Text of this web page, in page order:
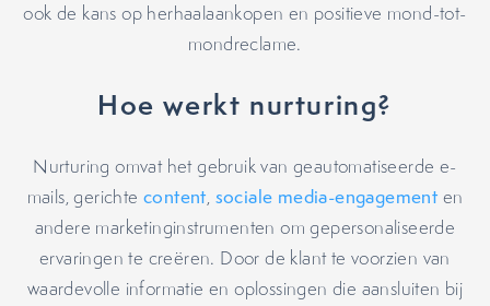
ook de kans op herhaalaankopen en positieve mond-tot-
mondreclame.
Hoe werkt nurturing?
Nurturing omvat het gebruik van geautomatiseerde e-
mails, gerichte content, sociale media-engagement en
andere marketinginstrumenten om gepersonaliseerde
ervaringen te creëren. Door de klant te voorzien van
waardevolle informatie en oplossingen die aansluiten bij